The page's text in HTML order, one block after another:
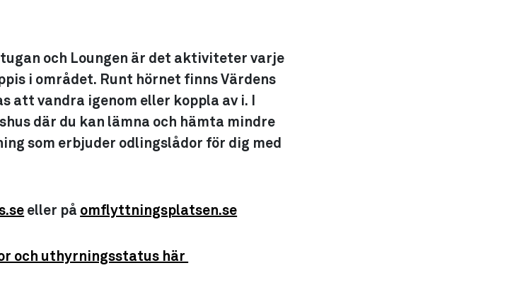
och Loungen är det aktiviteter varje
i området. Runt hörnet finns Värdens
att vandra igenom eller koppla av i. I
där du kan lämna och hämta mindre
som erbjuder odlingslådor för dig med
eller på omflyttningsplatsen.se
och uthyrningsstatus här